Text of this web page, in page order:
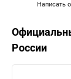
Написать
России